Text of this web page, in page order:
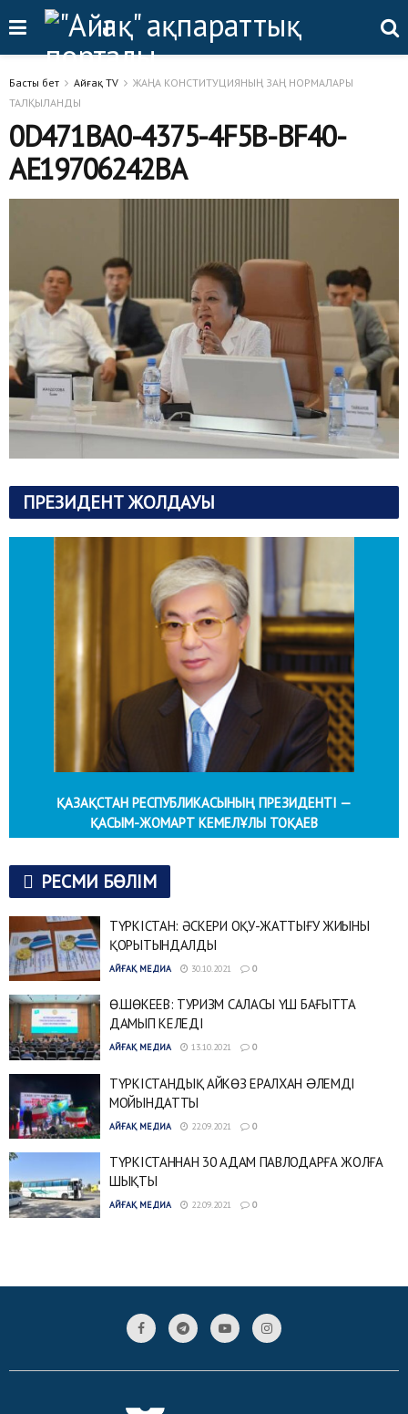
Басты бет Айғақ TV
ЖАҢА КОНСТИТУЦИЯНЫҢ ЗАҢ НОРМАЛАРЫ
ТАЛҚЫЛАНДЫ
0D471BA0-4375-4F5B-BF40-
AE19706242BA
ПРЕЗИДЕНТ ЖОЛДАУЫ
ҚАЗАҚСТАН РЕСПУБЛИКАСЫНЫҢ ПРЕЗИДЕНТІ —
ҚАСЫМ-ЖОМАРТ КЕМЕЛҰЛЫ ТОҚАЕВ
РЕСМИ БӨЛІМ
ТҮРКІСТАН: ӘСКЕРИ ОҚУ-ЖАТТЫҒУ ЖИЫНЫ
ҚОРЫТЫНДАЛДЫ
АЙҒАҚ МЕДИА 30.10.2021 0
Ө.ШӨКЕЕВ: ТУРИЗМ САЛАСЫ ҮШ БАҒЫТТА
ДАМЫП КЕЛЕДІ
АЙҒАҚ МЕДИА 13.10.2021 0
ТҮРКІСТАНДЫҚ АЙКӨЗ ЕРАЛХАН ƏЛЕМДІ
МОЙЫНДАТТЫ
АЙҒАҚ МЕДИА 22.09.2021 0
ТҮРКІСТАННАН 30 АДАМ ПАВЛОДАРҒА ЖОЛҒА
ШЫҚТЫ
АЙҒАҚ МЕДИА 22.09.2021 0